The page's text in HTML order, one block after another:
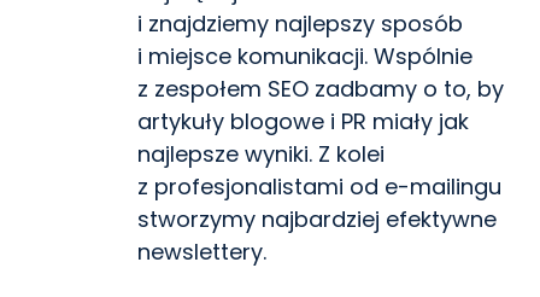
i znajdziemy najlepszy sposób
i miejsce komunikacji. Wspólnie
z zespołem SEO zadbamy o to, by
artykuły blogowe i PR miały jak
najlepsze wyniki. Z kolei
z profesjonalistami od e-mailingu
stworzymy najbardziej efektywne
newslettery.
Usprawnimy Twój
marketing